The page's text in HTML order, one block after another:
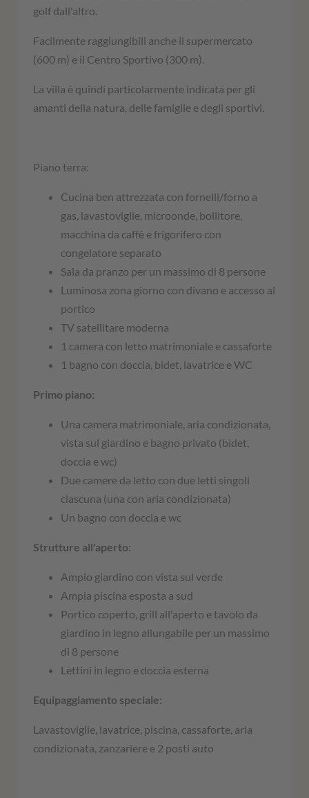
golf dall'altro.
Facilmente raggiungibili anche il supermercato
(600 m) e il Centro Sportivo (300 m).
La villa è quindi particolarmente indicata per gli
amanti della natura, delle famiglie e degli sportivi.
Piano terra:
Cucina ben attrezzata con fornelli/forno a
gas, lavastoviglie, microonde, bollitore,
macchina da caffè e frigorifero con
congelatore separato
Sala da pranzo per un massimo di 8 persone
Luminosa zona giorno con divano e accesso al
portico
TV satellitare moderna
1 camera con letto matrimoniale e cassaforte
1 bagno con doccia, bidet, lavatrice e WC
Primo piano:
Una camera matrimoniale, aria condizionata,
vista sul giardino e bagno privato (bidet,
doccia e wc)
Due camere da letto con due letti singoli
ciascuna (una con aria condizionata)
Un bagno con doccia e wc
Strutture all'aperto:
Ampio giardino con vista sul verde
Ampia piscina esposta a sud
Portico coperto, grill all'aperto e tavolo da
giardino in legno allungabile per un massimo
di 8 persone
Lettini in legno e doccia esterna
Equipaggiamento speciale:
Lavastoviglie, lavatrice, piscina, cassaforte, aria
condizionata, zanzariere e 2 posti auto